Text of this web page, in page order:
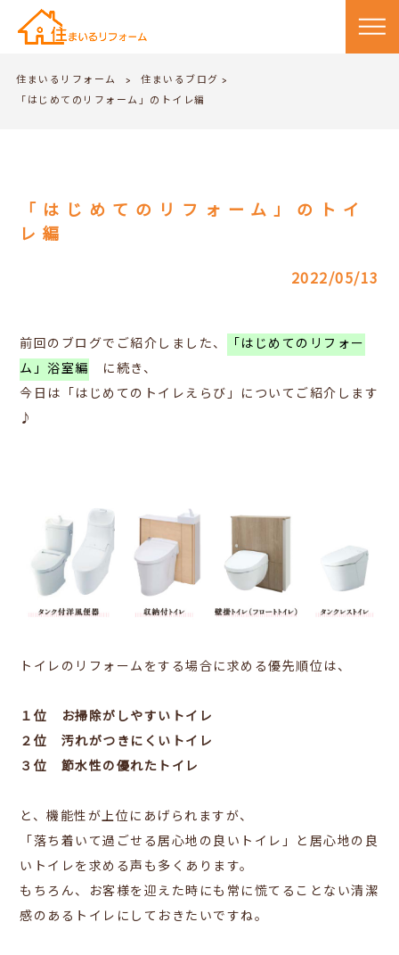
住まいるリフォーム > 住まいるブログ >
「はじめてのリフォーム」のトイレ編
「はじめてのリフォーム」のトイ
レ編
2022/05/13
前回のブログでご紹介しました、
「はじめてのリフォー
ム」浴室編 に続き、
今日は「はじめてのトイレえらび」についてご紹介します
♪
トイレのリフォームをする場合に求める優先順位は、
１位 お掃除がしやすいトイレ
２位 汚れがつきにくいトイレ
３位 節水性の優れたトイレ
と、機能性が上位にあげられますが、
「落ち着いて過ごせる居心地の良いトイレ」と居心地の良
いトイレを求める声も多くあります。
もちろん、お客様を迎えた時にも常に慌てることない清潔
感のあるトイレにしておきたいですね。